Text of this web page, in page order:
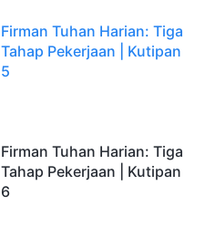
Firman Tuhan Harian: Tiga
Tahap Pekerjaan | Kutipan
5
Firman Tuhan Harian: Tiga
Tahap Pekerjaan | Kutipan
6